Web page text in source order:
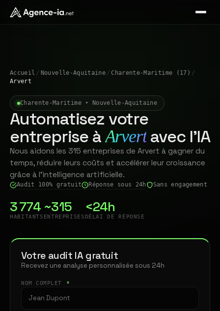
Accueil / Nouvelle-Aquitaine / Charente-Maritime (17) /
Arvert
Charente-Maritime • Nouvelle-Aquitaine
Automatisez votre
entreprise à Arvert avec l'IA
Nous aidons les 315 entreprises de Arvert à gagner du
temps, réduire leurs coûts et accélérer leur croissance
grâce à l'intelligence artificielle.
Audit 100% gratuit Réponse sous 24h Sans engagement
3 774
HABITANTS
~315
ENTREPRISES
<24h
DÉLAI DE RÉPONSE
Votre audit IA gratuit
Recevez une analyse personnalisée sous 24h
NOM COMPLET *